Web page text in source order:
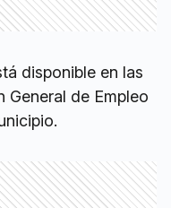
disponible en las
General de Empleo